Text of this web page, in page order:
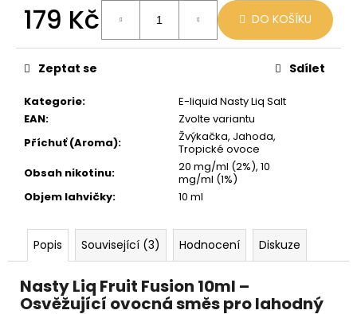
179 Kč
cena:
DO KOŠÍKU
Kategorie:
E-liquid Nasty Liq Salt
EAN:
Zvolte variantu
Příchuť (Aroma):
Žvýkačka, Jahoda,
Tropické ovoce
Obsah nikotinu:
20 mg/ml (2%), 10
mg/ml (1%)
Objem lahvičky: 10 ml
Zeptat se Sdílet
Popis Související (3) Hodnocení Diskuze
Nasty Liq Fruit Fusion 10ml –
Osvěžující ovocná směs pro lahodný
OXVA
EZ
0,8
109
Kč